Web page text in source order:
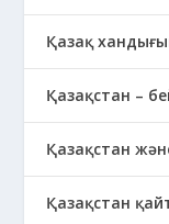
Қазақ
Қазақстан –
Қазақстан
Қазақстан